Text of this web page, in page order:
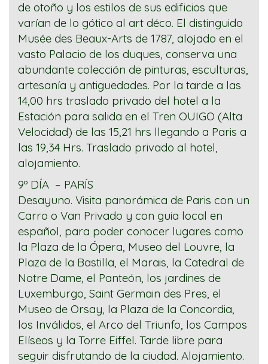
de otoño y los estilos de sus edificios que
varían de lo gótico al art déco. El distinguido
Musée des Beaux-Arts de 1787, alojado en el
vasto Palacio de los duques, conserva una
abundante colección de pinturas, esculturas,
artesanía y antiguedades. Por la tarde a las
14,00 hrs traslado privado del hotel a la
Estación para salida en el Tren OUIGO (Alta
Velocidad) de las 15,21 hrs llegando a Paris a
las 19,34 Hrs. Traslado privado al hotel,
alojamiento.
9º DÍA – PARÍS
Desayuno. Visita panorámica de Paris con un
Carro o Van Privado y con guia local en
español, para poder conocer lugares como
la Plaza de la Ópera, Museo del Louvre, la
Plaza de la Bastilla, el Marais, la Catedral de
Notre Dame, el Panteón, los jardines de
Luxemburgo, Saint Germain des Pres, el
Museo de Orsay, la Plaza de la Concordia,
los Inválidos, el Arco del Triunfo, los Campos
Elíseos y la Torre Eiffel. Tarde libre para
seguir disfrutando de la ciudad. Alojamiento.